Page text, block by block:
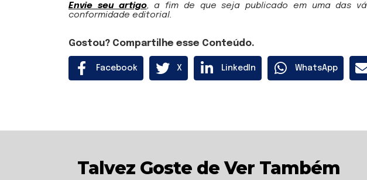
Envie seu artigo, a fim de que seja publicado em uma das
conformidade editorial.
Gostou? Compartilhe esse Conteúdo.
Facebook X LinkedIn WhatsApp
Talvez Goste de Ver Também